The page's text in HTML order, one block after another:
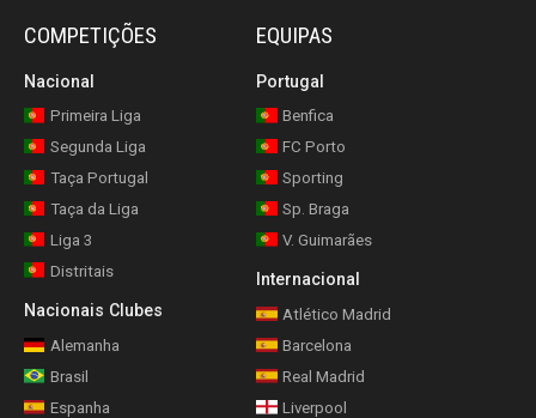
COMPETIÇÕES
Nacional
Primeira Liga
Segunda Liga
Taça Portugal
Taça da Liga
Liga 3
Distritais
Nacionais Clubes
Alemanha
Brasil
Espanha
EQUIPAS
Portugal
Benfica
FC Porto
Sporting
Sp. Braga
V. Guimarães
Internacional
Atlético Madrid
Barcelona
Real Madrid
Liverpool